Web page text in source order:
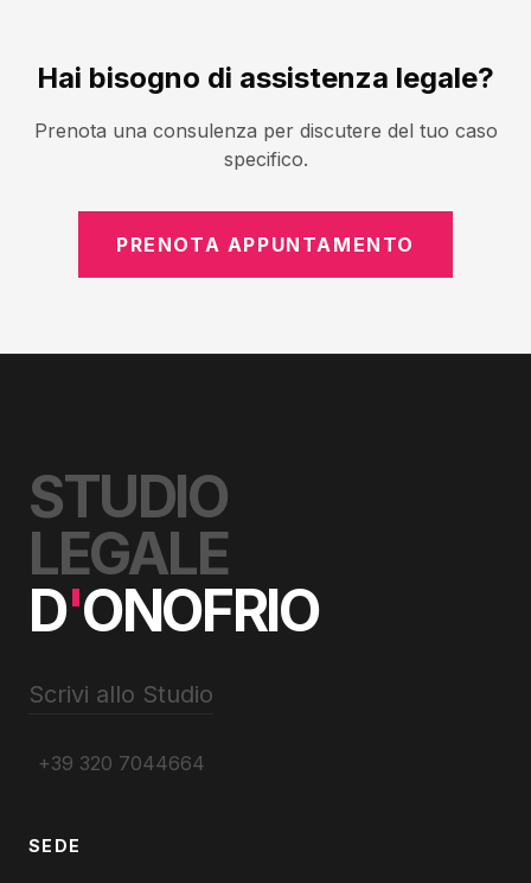
Hai bisogno di assistenza legale?
Prenota una consulenza per discutere del tuo caso
specifico.
PRENOTA APPUNTAMENTO
STUDIO
LEGALE
D'ONOFRIO
Scrivi allo Studio
+39 320 7044664
SEDE